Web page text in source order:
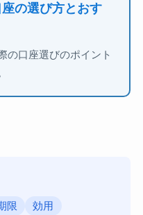
座の選び方とおす
の口座選びのポイント
限 効用